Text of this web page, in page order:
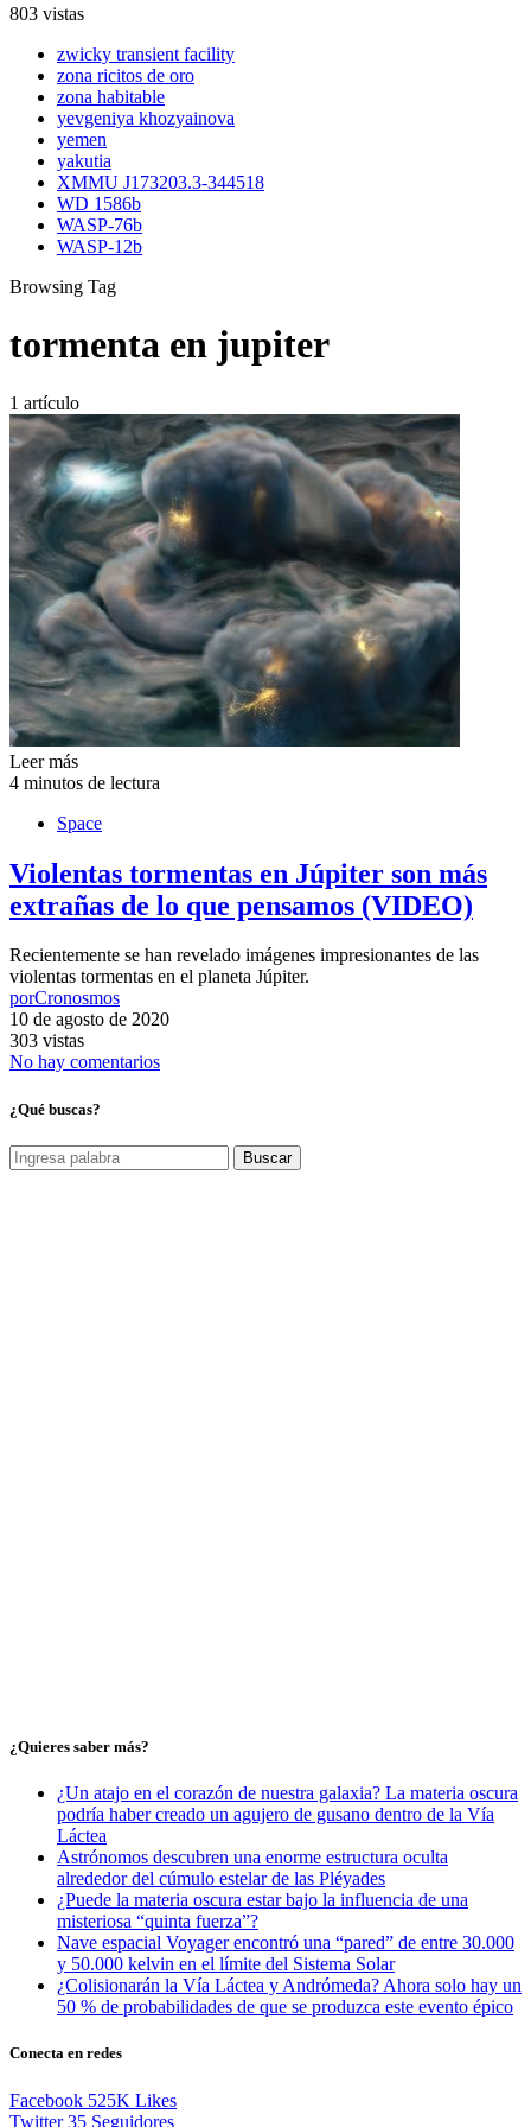
803 vistas
zwicky transient facility
zona ricitos de oro
zona habitable
yevgeniya khozyainova
yemen
yakutia
XMMU J173203.3-344518
WD 1586b
WASP-76b
WASP-12b
Browsing Tag
tormenta en jupiter
1 artículo
Leer más
4 minutos de lectura
Space
Violentas tormentas en Júpiter son más
extrañas de lo que pensamos (VIDEO)
Recientemente se han revelado imágenes impresionantes de las
violentas tormentas en el planeta Júpiter.
porCronosmos
10 de agosto de 2020
303 vistas
No hay comentarios
¿Qué buscas?
Buscar
¿Quieres saber más?
¿Un atajo en el corazón de nuestra galaxia? La materia oscura
podría haber creado un agujero de gusano dentro de la Vía
Láctea
Astrónomos descubren una enorme estructura oculta
alrededor del cúmulo estelar de las Pléyades
¿Puede la materia oscura estar bajo la influencia de una
misteriosa “quinta fuerza”?
Nave espacial Voyager encontró una “pared” de entre 30.000
y 50.000 kelvin en el límite del Sistema Solar
¿Colisionarán la Vía Láctea y Andrómeda? Ahora solo hay un
50 % de probabilidades de que se produzca este evento épico
Conecta en redes
Facebook 525K Likes
Twitter 35 Seguidores